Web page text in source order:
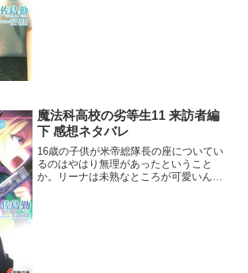
魔法科高校の劣等生11 来訪者編
下 感想ネタバレ
16歳の子供が米帝総隊長の座についてい
るのはやはり無理があったということ
か。リーナは未熟なところが可愛いんだ